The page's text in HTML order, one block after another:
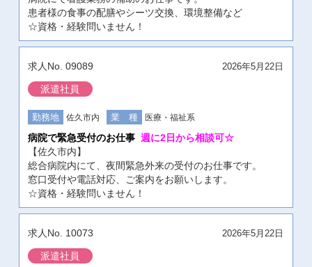
患者様の食事の配膳やシーツ交換、環境整備など
☆資格・経験問いません！
09089
派遣社員
佐久市内 医療・福祉系
病院で緊急受付のお仕事 週に2日から相談可☆
【佐久市内】
総合病院内にて、夜間緊急外来の受付のお仕事です。
窓口受付や電話対応、ご案内をお願いします。
☆資格・経験問いません！
2026年5月22日
10073
派遣社員
2026年5月22日